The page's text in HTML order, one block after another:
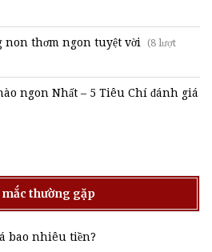
non thơm ngon tuyệt vời (8 lượt
ngon Nhất – 5 Tiêu Chí đánh giá
mắc thường gặp
bao nhiêu tiền?